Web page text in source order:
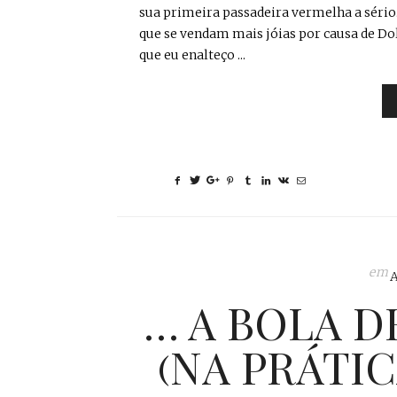
sua primeira passadeira vermelha a
que se vendam mais jóias por causa de
que eu enalteço ...
em
… A BOLA
(NA